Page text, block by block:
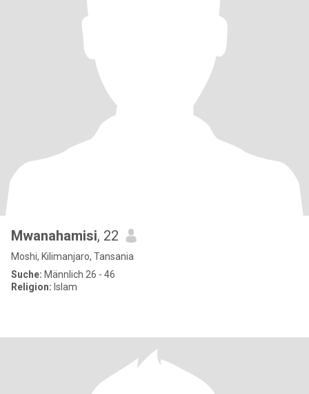
Mwanahamisi, 22
Moshi, Kilimanjaro, Tansania
Suche: Männlich 26 - 46
Religion: Islam